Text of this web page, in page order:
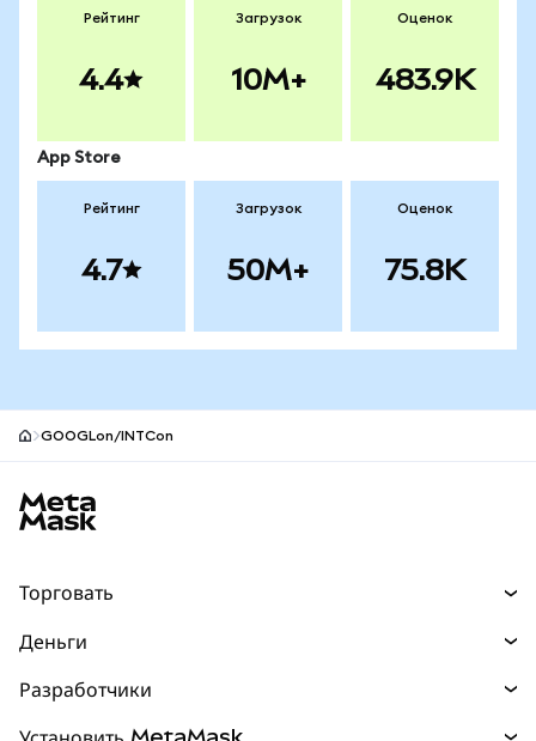
Рейтинг
4.4
Загрузок
10M+
Оценок
483.9K
App Store
Рейтинг
4.7
Загрузок
50M+
Оценок
75.8K
GOOGLon/INTCon
Торговать
Прогнозы
Деньги
Разработчики